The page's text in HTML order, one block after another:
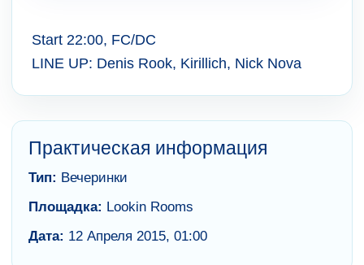
Start 22:00, FC/DC
LINE UP: Denis Rook, Kirillich, Nick Nova
Практическая информация
Тип: Вечеринки
Площадка: Lookin Rooms
Дата: 12 Апреля 2015, 01:00